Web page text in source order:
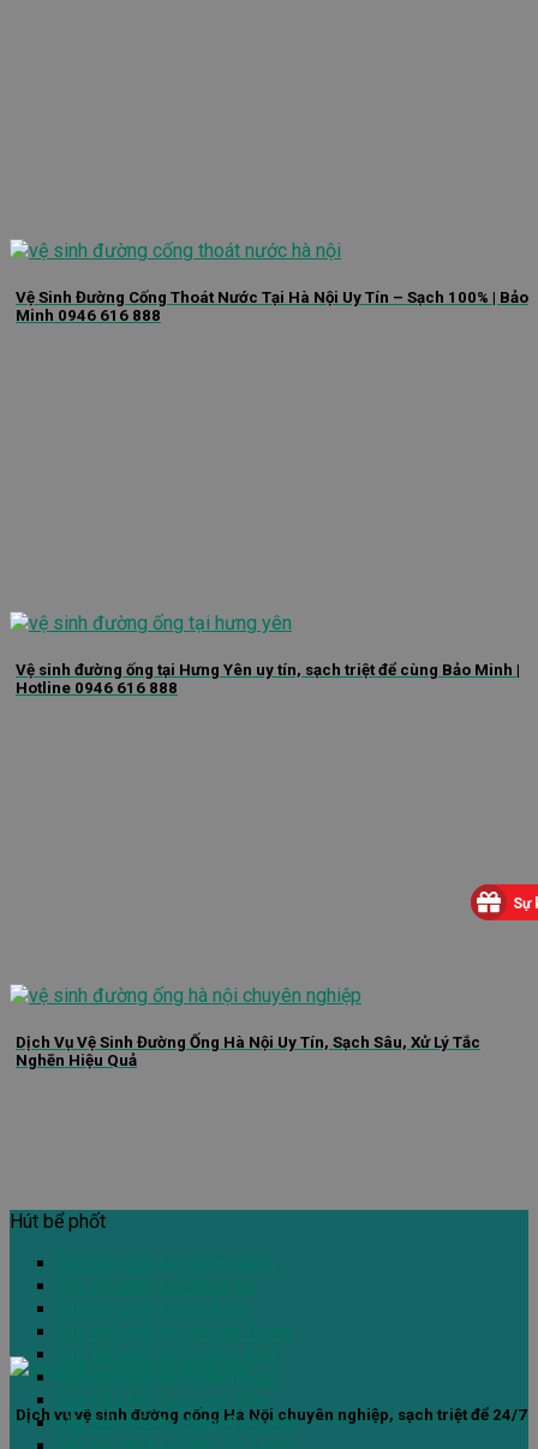
Vệ Sinh Đường Cống Thoát Nước Tại Hà Nội Uy Tín – Sạch 100% | Bảo
Minh 0946 616 888
Vệ sinh đường ống tại Hưng Yên uy tín, sạch triệt để cùng Bảo Minh |
Hotline 0946 616 888
Dịch Vụ Vệ Sinh Đường Ống Hà Nội Uy Tín, Sạch Sâu, Xử Lý Tắc
Nghẽn Hiệu Quả
Dịch vụ vệ sinh đường cống Hà Nội chuyên nghiệp, sạch triệt để 24/7
Hút bể phốt
Hút bể phốt tại Nam Từ Liêm
Sự